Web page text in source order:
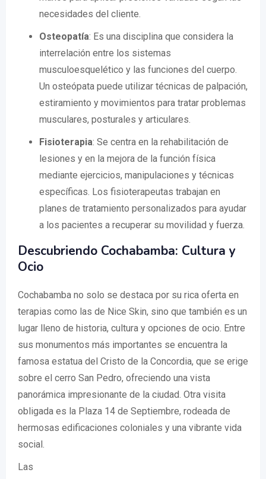
necesidades del cliente.
Osteopatía: Es una disciplina que considera la
interrelación entre los sistemas
musculoesquelético y las funciones del cuerpo.
Un osteópata puede utilizar técnicas de palpación,
estiramiento y movimientos para tratar problemas
musculares, posturales y articulares.
Fisioterapia: Se centra en la rehabilitación de
lesiones y en la mejora de la función física
mediante ejercicios, manipulaciones y técnicas
específicas. Los fisioterapeutas trabajan en
planes de tratamiento personalizados para ayudar
a los pacientes a recuperar su movilidad y fuerza.
Descubriendo Cochabamba: Cultura y
Ocio
Cochabamba no solo se destaca por su rica oferta en
terapias como las de Nice Skin, sino que también es un
lugar lleno de historia, cultura y opciones de ocio. Entre
sus monumentos más importantes se encuentra la
famosa estatua del Cristo de la Concordia, que se erige
sobre el cerro San Pedro, ofreciendo una vista
panorámica impresionante de la ciudad. Otra visita
obligada es la Plaza 14 de Septiembre, rodeada de
hermosas edificaciones coloniales y una vibrante vida
social.
Las